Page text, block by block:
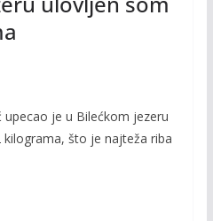
o
je u Bilećkom jezeru
što je najteža riba